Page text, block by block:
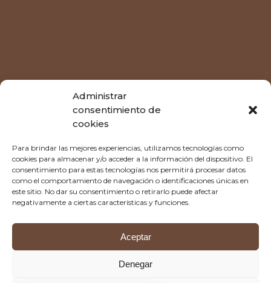
Administrar
consentimiento de
cookies
Para brindar las mejores experiencias, utilizamos tecnologías como
cookies para almacenar y/o acceder a la información del dispositivo. El
consentimiento para estas tecnologías nos permitirá procesar datos
como el comportamiento de navegación o identificaciones únicas en
este sitio. No dar su consentimiento o retirarlo puede afectar
negativamente a ciertas características y funciones.
Aceptar
Denegar
Tu espacio,
despacio.